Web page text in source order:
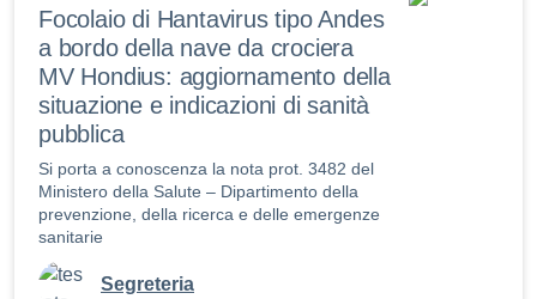
Focolaio di Hantavirus tipo Andes
a bordo della nave da crociera
MV Hondius: aggiornamento della
situazione e indicazioni di sanità
pubblica
Si porta a conoscenza la nota prot. 3482 del
Ministero della Salute – Dipartimento della
prevenzione, della ricerca e delle emergenze
sanitarie
Segreteria